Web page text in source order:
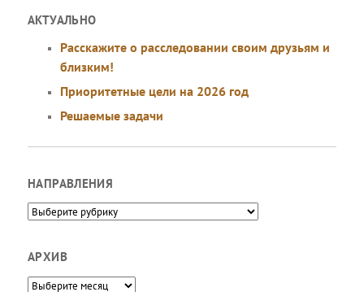
АКТУАЛЬНО
Расскажите о расследовании своим друзьям и
близким!
Приоритетные цели на 2026 год
Решаемые задачи
НАПРАВЛЕНИЯ
Направления
АРХИВ
Архив